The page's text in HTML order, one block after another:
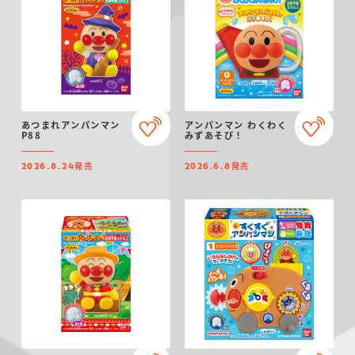
あつまれアンパンマン
P88
2026.8.24発売
アンパンマン わくわく
みずあそび！
2026.6.8発売